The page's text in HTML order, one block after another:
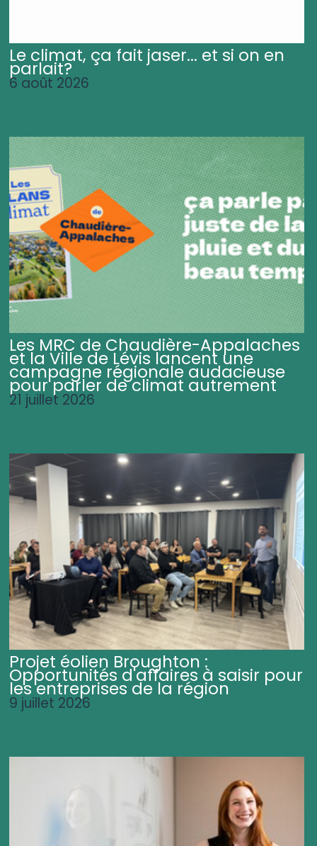
Le climat, ça fait jaser... et si on en
parlait?
6 août 2026
Les MRC de Chaudière-Appalaches
et la Ville de Lévis lancent une
campagne régionale audacieuse
pour parler de climat autrement
21 juillet 2026
Projet éolien Broughton :
Opportunités d'affaires à saisir pour
les entreprises de la région
9 juillet 2026